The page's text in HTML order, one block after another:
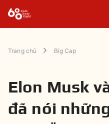
Trang chủ Big Cap
Elon Musk
đã nói